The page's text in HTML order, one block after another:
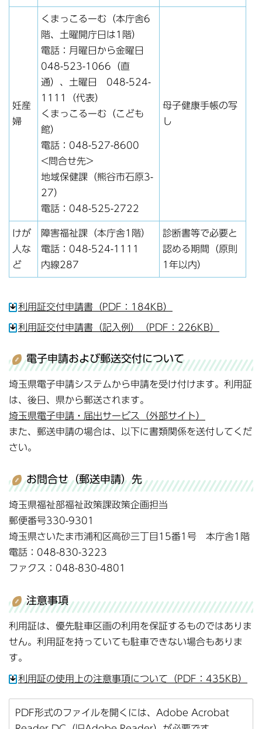
妊産
婦
くまっこるーむ（本庁舎6
階、土曜開庁日は1階）
電話：月曜日から金曜日
048-523-1066（直
通）、土曜日 048-524-
1111（代表）
くまっこるーむ（こども
館）
電話：048-527-8600
<問合せ先>
地域保健課（熊谷市石原3-
27）
電話：048-525-2722
母子健康手帳の写
し
けが
人な
ど
障害福祉課（本庁舎1階）
電話：048-524-1111
内線287
診断書等で必要と
認める期間（原則
1年以内）
利用証交付申請書（PDF：184KB）
利用証交付申請書（記入例）（PDF：226KB）
電子申請および郵送交付について
埼玉県電子申請システムから申請を受け付けます。利用証
は、後日、県から郵送されます。
埼玉県電子申請・届出サービス（外部サイト）
また、郵送申請の場合は、以下に書類関係を送付してくだ
さい。
お問合せ（郵送申請）先
埼玉県福祉部福祉政策課政策企画担当
郵便番号330-9301
埼玉県さいたま市浦和区高砂三丁目15番1号 本庁舎1階
電話：048-830-3223
ファクス：048-830-4801
注意事項
利用証は、優先駐車区画の利用を保証するものではありま
せん。利用証を持っていても駐車できない場合もありま
す。
利用証の使用上の注意事項について（PDF：435KB）
PDF形式のファイルを開くには、Adobe Acrobat